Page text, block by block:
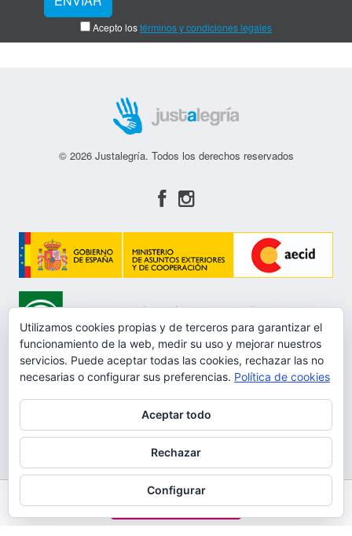
HAZTE SOCIO
Acepto lostérminos y condiciones legales
© 2026 Justalegría. Todos los derechos reservados
Aviso Legal
Política de privacidad
Protección de datos
Política de Cookies
Utilizamos cookies propias y de terceros para garantizar el
funcionamiento de la web, medir su uso y mejorar nuestros
servicios. Puede aceptar todas las cookies, rechazar las no
necesarias o configurar sus preferencias. Política de cookies
Aceptar todo
Rechazar
Configurar